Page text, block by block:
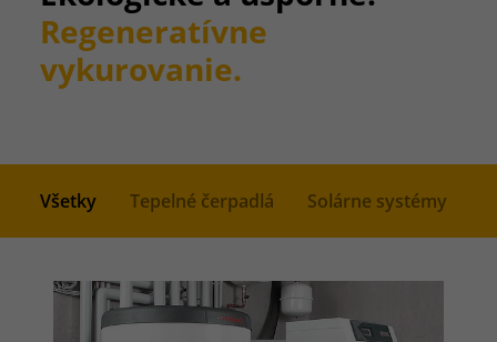
Regeneratívne
vykurovanie.
Všetky Tepelné čerpadlá Solárne systémy